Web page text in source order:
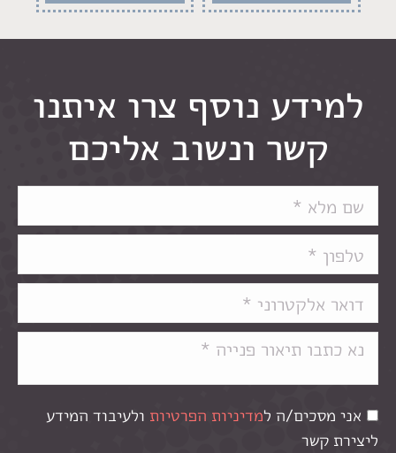
למידע נוסף צרו איתנו
קשר ונשוב אליכם
אני מסכים/ה למדיניות הפרטיות ולעיבוד המידע
ליצירת קשר